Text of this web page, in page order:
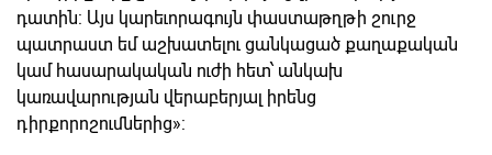
դատին: Այս կարեւորագույն փաստաթղթի շուրջ
պատրաստ եմ աշխատելու ցանկացած քաղաքական
կամ հասարակական ուժի հետ՝ անկախ
կառավարության վերաբերյալ իրենց
դիրքորոշումներից»: